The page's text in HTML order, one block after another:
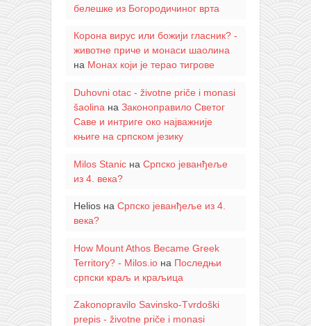
белешке из Богородичиног врта
Корона вирус или божији гласник? -
животне приче и монаси шаолина
на Монах који је терао тигрове
Duhovni otac - životne priče i monasi
šaolina на Законоправило Светог
Саве и интриге око најважније
књиге на српском језику
Milos Stanicна Српско јеванђеље
из 4. века?
Heliosна Српско јеванђеље из 4.
века?
How Mount Athos Became Greek
Territory? - Milos.ioна Последњи
српски краљ и краљица
Zakonopravilo Savinsko-Tvrdoški
prepis - životne priče i monasi